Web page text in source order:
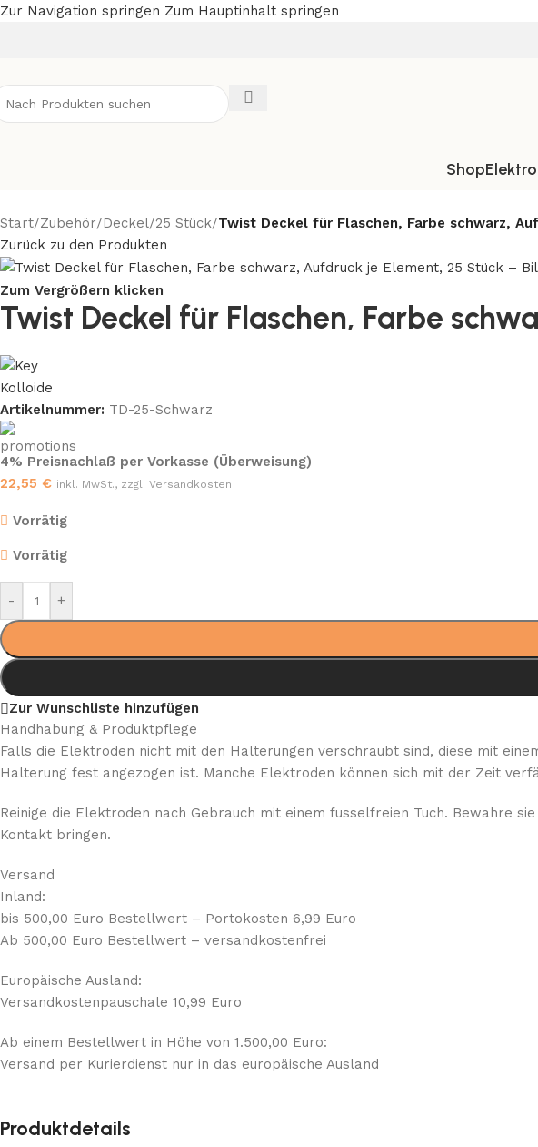
Zur Navigation springen Zum Hauptinhalt springen
Shop
Start/Zubehör/Deckel/25 Stück/Twist Deckel für Flaschen, Farbe schwarz,
Zurück zu den Produkten
Zum Vergrößern klicken
Twist Deckel für Flaschen, Farbe
Artikelnummer: TD-25-Schwarz
4% Preisnachlaß per Vorkasse (Überweisung)
22,55 € inkl. MwSt., zzgl. Versandkosten
Vorrätig
Vorrätig
- +
Zur Wunschliste hinzufügen
Handhabung & Produktpflege
Falls die Elektroden nicht mit den Halterungen verschraubt sind, diese mit
Halterung fest angezogen ist. Manche Elektroden können sich mit der Zeit
Reinige die Elektroden nach Gebrauch mit einem fusselfreien Tuch. Bewahre
Kontakt bringen.
Versand
Inland:
bis 500,00 Euro Bestellwert – Portokosten 6,99 Euro
Ab 500,00 Euro Bestellwert – versandkostenfrei
Europäische Ausland:
Versandkostenpauschale 10,99 Euro
Ab einem Bestellwert in Höhe von 1.500,00 Euro:
Versand per Kurierdienst nur in das europäische Ausland
Produktdetails